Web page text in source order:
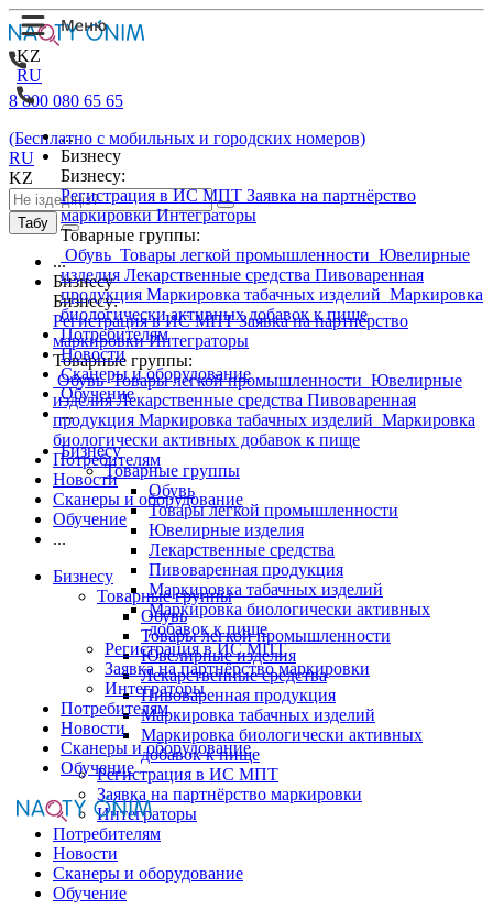
KZ
RU
...
Бизнесу
Бизнесу:
Регистрация в ИС МПТ Заявка на партнёрство
маркировкиИнтеграторы
Товарные группы:
Обувь Товары легкой промышленности Ювелирные
изделия Лекарственные средства Пивоваренная
продукция Маркировка табачных изделий Маркировка
биологически активных добавок к пище
Потребителям
Новости
Сканеры и оборудование
Обучение
...
Бизнесу
Товарные группы
Обувь
Товары легкой промышленности
Ювелирные изделия
Лекарственные средства
Пивоваренная продукция
Маркировка табачных изделий
Маркировка биологически активных
добавок к пище
Регистрация в ИС МПТ
Заявка на партнёрство маркировки
Интеграторы
Потребителям
Новости
Сканеры и оборудование
Обучение
8 800 080 65 65
(Бесплатно с мобильных и городских номеров)
RU
KZ
Табу
...
Бизнесу
Бизнесу:
Регистрация в ИС МПТЗаявка на партнёрство
маркировкиИнтеграторы
Товарные группы:
ОбувьТовары легкой промышленности Ювелирные
изделияЛекарственные средства Пивоваренная
продукция Маркировка табачных изделий Маркировка
биологически активных добавок к пище
Потребителям
Новости
Сканеры и оборудование
Обучение
...
Бизнесу
Товарные группы
Обувь
Товары легкой промышленности
Ювелирные изделия
Лекарственные средства
Пивоваренная продукция
Маркировка табачных изделий
Маркировка биологически активных
добавок к пище
Регистрация в ИС МПТ
Заявка на партнёрство маркировки
Интеграторы
Потребителям
Новости
Сканеры и оборудование
Обучение